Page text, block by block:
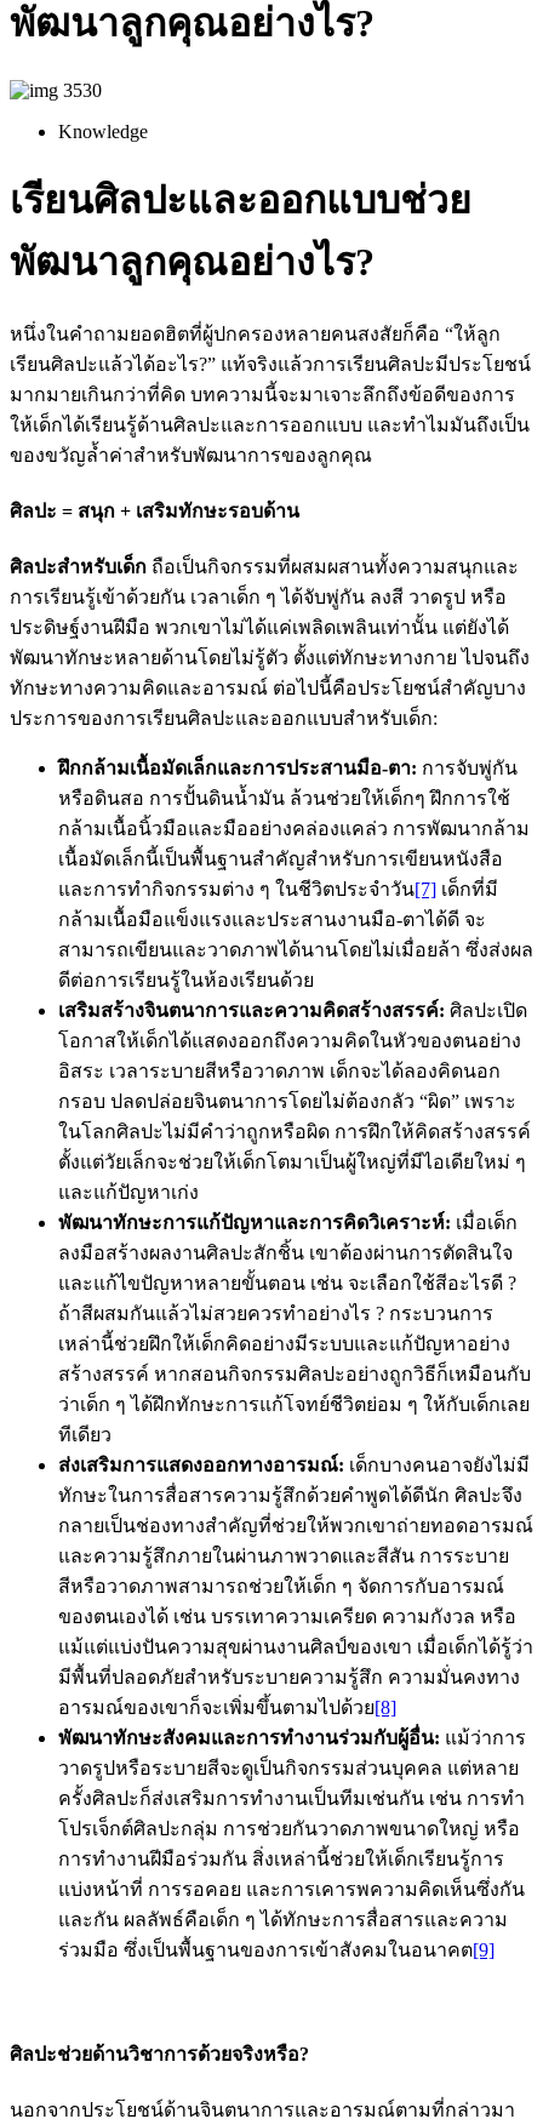
พัฒนาลูกคุณอย่างไร?
Knowledge
เรียนศิลปะและออกแบบช่วย
พัฒนาลูกคุณอย่างไร?
หนึ่งในคำถามยอดฮิตที่ผู้ปกครองหลายคนสงสัยก็คือ “ให้ลูก
เรียนศิลปะแล้วได้อะไร?” แท้จริงแล้วการเรียนศิลปะมีประโยชน์
มากมายเกินกว่าที่คิด บทความนี้จะมาเจาะลึกถึงข้อดีของการ
ให้เด็กได้เรียนรู้ด้านศิลปะและการออกแบบ และทำไมมันถึงเป็น
ของขวัญล้ำค่าสำหรับพัฒนาการของลูกคุณ
ศิลปะ = สนุก + เสริมทักษะรอบด้าน
ศิลปะสำหรับเด็ก ถือเป็นกิจกรรมที่ผสมผสานทั้งความสนุกและ
การเรียนรู้เข้าด้วยกัน เวลาเด็ก ๆ ได้จับพู่กัน ลงสี วาดรูป หรือ
ประดิษฐ์งานฝีมือ พวกเขาไม่ได้แค่เพลิดเพลินเท่านั้น แต่ยังได้
พัฒนาทักษะหลายด้านโดยไม่รู้ตัว ตั้งแต่ทักษะทางกาย ไปจนถึง
ทักษะทางความคิดและอารมณ์ ต่อไปนี้คือประโยชน์สำคัญบาง
ประการของการเรียนศิลปะและออกแบบสำหรับเด็ก:
ฝึกกล้ามเนื้อมัดเล็กและการประสานมือ-ตา: การจับพู่กัน
หรือดินสอ การปั้นดินน้ำมัน ล้วนช่วยให้เด็กๆ ฝึกการใช้
กล้ามเนื้อนิ้วมือและมืออย่างคล่องแคล่ว การพัฒนากล้าม
เนื้อมัดเล็กนี้เป็นพื้นฐานสำคัญสำหรับการเขียนหนังสือ
และการทำกิจกรรมต่าง ๆ ในชีวิตประจำวัน[7] เด็กที่มี
กล้ามเนื้อมือแข็งแรงและประสานงานมือ-ตาได้ดี จะ
สามารถเขียนและวาดภาพได้นานโดยไม่เมื่อยล้า ซึ่งส่งผล
ดีต่อการเรียนรู้ในห้องเรียนด้วย
เสริมสร้างจินตนาการและความคิดสร้างสรรค์: ศิลปะเปิด
โอกาสให้เด็กได้แสดงออกถึงความคิดในหัวของตนอย่าง
อิสระ เวลาระบายสีหรือวาดภาพ เด็กจะได้ลองคิดนอก
กรอบ ปลดปล่อยจินตนาการโดยไม่ต้องกลัว “ผิด” เพราะ
ในโลกศิลปะไม่มีคำว่าถูกหรือผิด การฝึกให้คิดสร้างสรรค์
ตั้งแต่วัยเล็กจะช่วยให้เด็กโตมาเป็นผู้ใหญ่ที่มีไอเดียใหม่ ๆ
และแก้ปัญหาเก่ง
พัฒนาทักษะการแก้ปัญหาและการคิดวิเคราะห์: เมื่อเด็ก
ลงมือสร้างผลงานศิลปะสักชิ้น เขาต้องผ่านการตัดสินใจ
และแก้ไขปัญหาหลายขั้นตอน เช่น จะเลือกใช้สีอะไรดี ?
ถ้าสีผสมกันแล้วไม่สวยควรทำอย่างไร ? กระบวนการ
เหล่านี้ช่วยฝึกให้เด็กคิดอย่างมีระบบและแก้ปัญหาอย่าง
สร้างสรรค์ หากสอนกิจกรรมศิลปะอย่างถูกวิธีก็เหมือนกับ
ว่าเด็ก ๆ ได้ฝึกทักษะการแก้โจทย์ชีวิตย่อม ๆ ให้กับเด็กเลย
ทีเดียว
ส่งเสริมการแสดงออกทางอารมณ์: เด็กบางคนอาจยังไม่มี
ทักษะในการสื่อสารความรู้สึกด้วยคำพูดได้ดีนัก ศิลปะจึง
กลายเป็นช่องทางสำคัญที่ช่วยให้พวกเขาถ่ายทอดอารมณ์
และความรู้สึกภายในผ่านภาพวาดและสีสัน การระบาย
สีหรือวาดภาพสามารถช่วยให้เด็ก ๆ จัดการกับอารมณ์
ของตนเองได้ เช่น บรรเทาความเครียด ความกังวล หรือ
แม้แต่แบ่งปันความสุขผ่านงานศิลป์ของเขา เมื่อเด็กได้รู้ว่า
มีพื้นที่ปลอดภัยสำหรับระบายความรู้สึก ความมั่นคงทาง
อารมณ์ของเขาก็จะเพิ่มขึ้นตามไปด้วย[8]
พัฒนาทักษะสังคมและการทำงานร่วมกับผู้อื่น: แม้ว่าการ
วาดรูปหรือระบายสีจะดูเป็นกิจกรรมส่วนบุคคล แต่หลาย
ครั้งศิลปะก็ส่งเสริมการทำงานเป็นทีมเช่นกัน เช่น การทำ
โปรเจ็กต์ศิลปะกลุ่ม การช่วยกันวาดภาพขนาดใหญ่ หรือ
การทำงานฝีมือร่วมกัน สิ่งเหล่านี้ช่วยให้เด็กเรียนรู้การ
แบ่งหน้าที่ การรอคอย และการเคารพความคิดเห็นซึ่งกัน
และกัน ผลลัพธ์คือเด็ก ๆ ได้ทักษะการสื่อสารและความ
ร่วมมือ ซึ่งเป็นพื้นฐานของการเข้าสังคมในอนาคต[9]
ศิลปะช่วยด้านวิชาการด้วยจริงหรือ?
นอกจากประโยชน์ด้านจินตนาการและอารมณ์ตามที่กล่าวมา